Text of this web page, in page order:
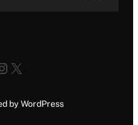
X
by WordPress